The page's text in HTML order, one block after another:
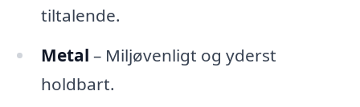
tiltalende.
Metal – Miljøvenligt og yderst
holdbart.